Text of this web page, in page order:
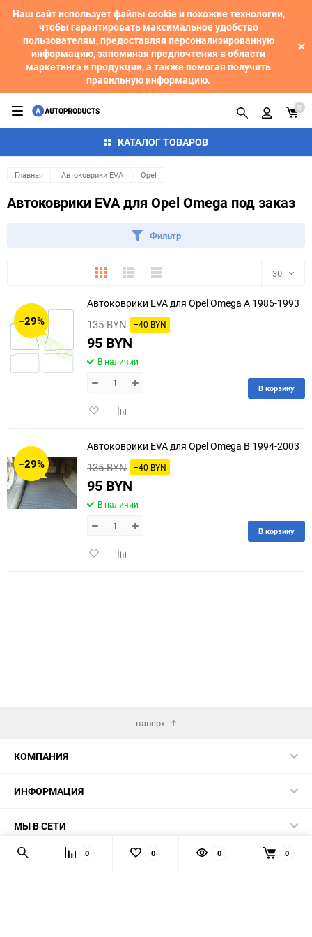
Наш сайт использует файлы cookie и похожие технологии,
чтобы гарантировать максимальное удобство
пользователям, предоставляя персонализированную
информацию, запоминая предпочтения в области
маркетинга и продукции, а также помогая получить
правильную информацию.
КАТАЛОГ ТОВАРОВ
0
Главная Автоковрики EVA Opel
Автоковрики EVA для Opel Omega под заказ
Фильтр
ПлиткаПодробноКомпактно 30
30
150
−29%
Автоковрики EVA для Opel Omega A 1986-1993
135 BYN −40 BYN
95 BYN
В наличии
ДобавитьДобавить
В корзину
−29%
Автоковрики EVA для Opel Omega B 1994-2003
135 BYN −40 BYN
95 BYN
В наличии
ДобавитьДобавить
В корзину
наверх
КОМПАНИЯ
ИНФОРМАЦИЯ
МЫ В СЕТИ
КОНТАКТЫ
0 0 0 0